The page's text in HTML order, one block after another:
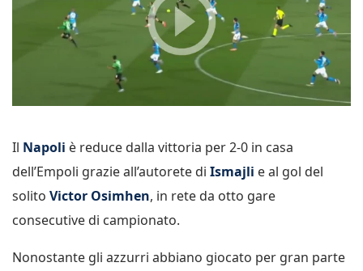
Il Napoli è reduce dalla vittoria per 2-0 in casa
dell’Empoli grazie all’autorete di Ismajli e al gol del
solito Victor Osimhen, in rete da otto gare
consecutive di campionato.
Nonostante gli azzurri abbiano giocato per gran parte